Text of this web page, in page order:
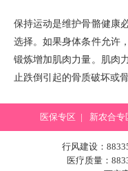
保持运动是维护骨骼健康
选择。如果身体条件允许
锻炼增加肌肉力量。肌肉
止跌倒引起的骨质破坏或骨
医保专区 | 新农合专
行风建设：
医疗质量：